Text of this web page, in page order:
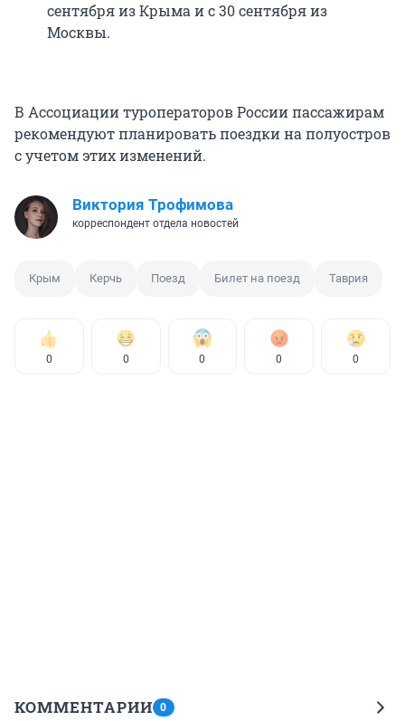
сентября из Крыма и с 30 сентября из
Москвы.
В Ассоциации туроператоров России пассажирам
рекомендуют планировать поездки на полуостров
с учетом этих изменений.
Виктория Трофимова
корреспондент отдела новостей
Крым Керчь Поезд Билет на поезд Таврия
0 0 0 0 0
КОММЕНТАРИИ 0